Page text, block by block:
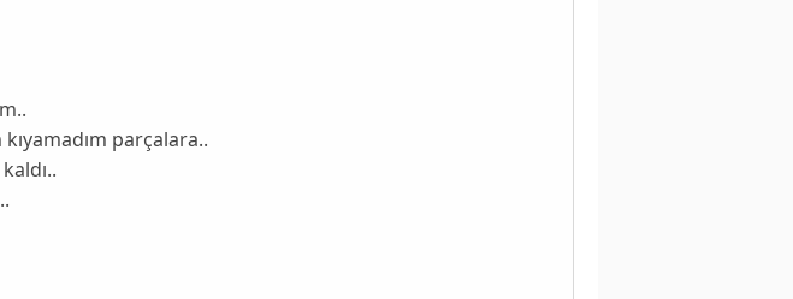
parçalara..